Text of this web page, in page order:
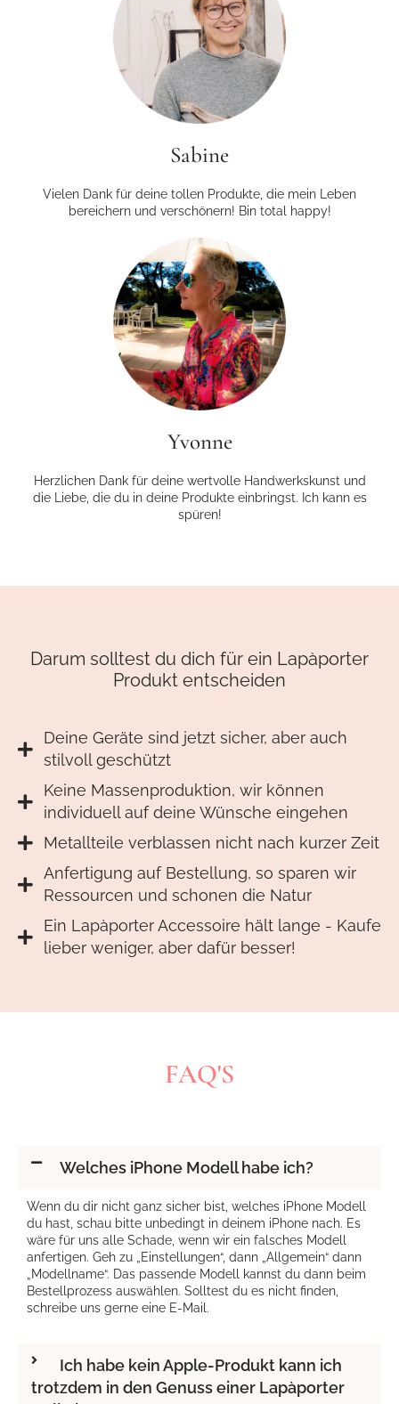
Sabine
Vielen Dank für deine tollen Produkte, die mein Leben
bereichern und verschönern! Bin total happy!
Yvonne
Herzlichen Dank für deine wertvolle Handwerkskunst und
die Liebe, die du in deine Produkte einbringst. Ich kann es
spüren!
Darum solltest du dich für ein Lapàporter
Produkt entscheiden
Deine Geräte sind jetzt sicher, aber auch
stilvoll geschützt
Keine Massenproduktion, wir können
individuell auf deine Wünsche eingehen
Metallteile verblassen nicht nach kurzer Zeit
Anfertigung auf Bestellung, so sparen wir
Ressourcen und schonen die Natur
Ein Lapàporter Accessoire hält lange - Kaufe
lieber weniger, aber dafür besser!
FAQ'S
Welches iPhone Modell habe ich?
Wenn du dir nicht ganz sicher bist, welches iPhone Modell
du hast, schau bitte unbedingt in deinem iPhone nach. Es
wäre für uns alle Schade, wenn wir ein falsches Modell
anfertigen. Geh zu „Einstellungen“, dann „Allgemein“ dann
„Modellname“. Das passende Modell kannst du dann beim
Bestellprozess auswählen. Solltest du es nicht finden,
schreibe uns gerne eine E-Mail.
Ich habe kein Apple-Produkt kann ich
trotzdem in den Genuss einer Lapàporter